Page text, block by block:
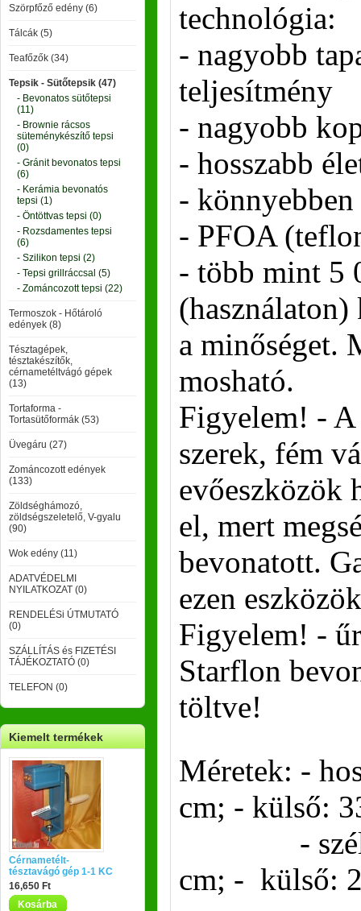
Szörpfőző edény (6)
Tálcák (5)
Teafőzők (34)
Tepsik - Sütőtepsik (47)
- Bevonatos sütőtepsi
(11)
- Brownie rácsos
süteménykészítő tepsi
(0)
- Gránit bevonatos tepsi
(6)
- Kerámia bevonatós
tepsi (1)
- Öntöttvas tepsi (0)
- Rozsdamentes tepsi
(6)
- Szilikon tepsi (2)
- Tepsi grillráccsal (5)
- Zománcozott tepsi (22)
Termoszok - Hőtároló
edények (8)
Tésztagépek,
tésztakészítők,
cérnametéltvágó gépek
(13)
Tortaforma -
Tortasütőformák (53)
Üvegáru (27)
Zománcozott edények
(133)
Zöldséghámozó,
zöldségszeletelő, V-gyalu
(90)
Wok edény (11)
ADATVÉDELMI
NYILATKOZAT (0)
RENDELÉSi ÚTMUTATÓ
(0)
SZÁLLÍTÁS és FIZETÉSI
TÁJÉKOZTATÓ (0)
TELEFON (0)
Kiemelt termékek
Cérnametélt-
tésztavágó gép 1-1 KC
16,650 Ft
Kosárba
technológia:
- nagyobb
teljesítmény
- nagyobb
- hosszabb
-
- PFOA
- több mint 5
a minőséget.
mosható.
Figyelem! - A
szerek, fém
evőeszközök
el, mert
bevonatott.
ezen
Figyelem! -
Starflon
töltve!
Méretek: -
cm; - külső:
-
cm; - külső: